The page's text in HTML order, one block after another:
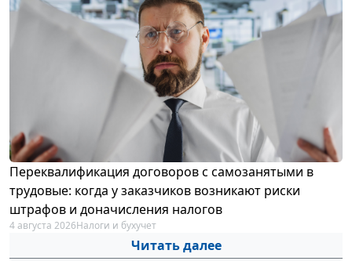
Переквалификация договоров с самозанятыми в
трудовые: когда у заказчиков возникают риски
штрафов и доначисления налогов
4 августа 2026Налоги и бухучет
Читать далее